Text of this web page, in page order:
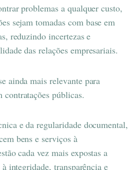
problemas a qualquer custo,
sejam tomadas com base em
reduzindo incertezas e
das relações empresariais.
ainda mais relevante para
contratações públicas.
e da regularidade documental,
bens e serviços à
cada vez mais expostas a
integridade, transparência e